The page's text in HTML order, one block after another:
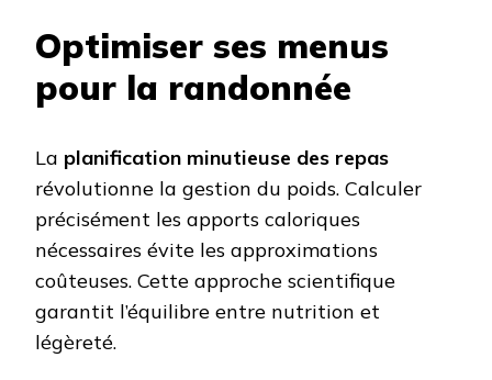
Optimiser ses menus
pour la randonnée
La planification minutieuse des repas
révolutionne la gestion du poids. Calculer
précisément les apports caloriques
nécessaires évite les approximations
coûteuses. Cette approche scientifique
garantit l’équilibre entre nutrition et
légèreté.